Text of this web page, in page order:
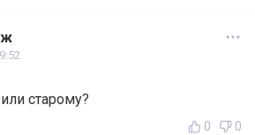
старому?
0 0